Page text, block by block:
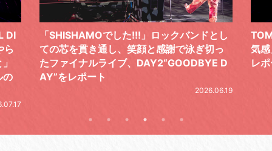
DI
ら
の
「SHISHAMOでした!!!」ロックバンドとし
ての芯を貫き通し、笑顔と感謝で泳ぎ切っ
たファイナルライブ、DAY2“GOODBYE D
AY”をレポート
2026.06.19
気
レ